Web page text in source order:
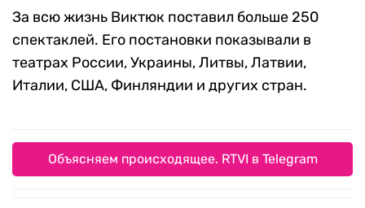
За всю жизнь Виктюк поставил больше 250
спектаклей. Его постановки показывали в
театрах России, Украины, Литвы, Латвии,
Италии, США, Финляндии и других стран.
Объясняем происходящее. RTVI в Telegram